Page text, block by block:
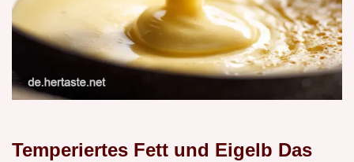
Temperiertes Fett und Eigelb Das